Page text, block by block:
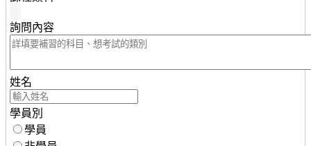
詢問內容
姓名
學員別
學員